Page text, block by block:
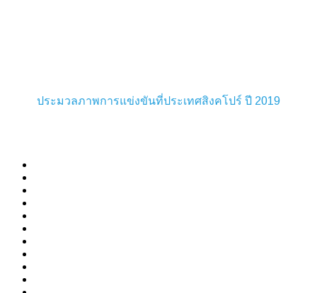
ประมวลภาพการแข่งขันที่ประเทศสิงคโปร์ ปี 2019